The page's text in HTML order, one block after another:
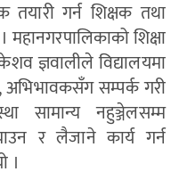
गर्न शिक्षक तथा
शिक्षा
ज्ञवालीले विद्यालयमा
सम्पर्क गरी
सामान्य नहुञ्जेलसम्म
र लैजाने कार्य गर्न
।